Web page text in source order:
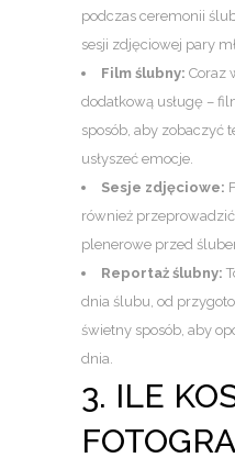
podczas ceremonii
sesji zdjęciowej pary
Film ślubny: Coraz
dodatkową usługę –
sposób, aby zobaczyć
usłyszeć emocje.
Sesje zdjęciowe:
również
plenerowe przed
Reportaż ślubny:
dnia ślubu, od
świetny sposób, aby
dnia.
3. ILE